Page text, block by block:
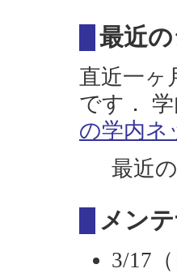
最近
直近一ヶ
です．
の学内ネ
最近
メン
3/17